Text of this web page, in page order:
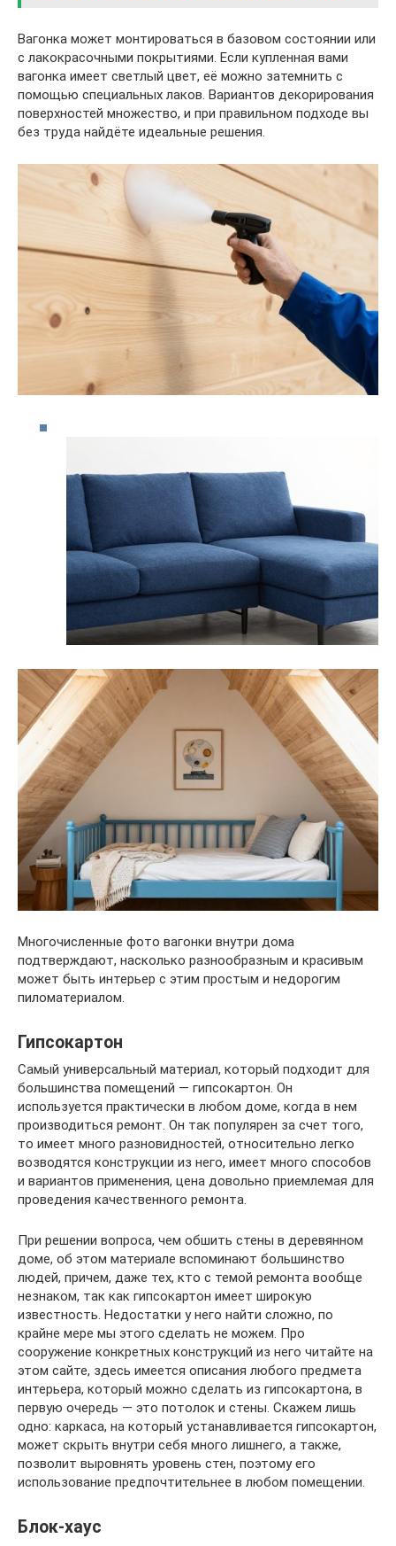
Вагонка может монтироваться в базовом состоянии или
с лакокрасочными покрытиями. Если купленная вами
вагонка имеет светлый цвет, её можно затемнить с
помощью специальных лаков. Вариантов декорирования
поверхностей множество, и при правильном подходе вы
без труда найдёте идеальные решения.
Многочисленные фото вагонки внутри дома
подтверждают, насколько разнообразным и красивым
может быть интерьер с этим простым и недорогим
пиломатериалом.
Гипсокартон
Самый универсальный материал, который подходит для
большинства помещений — гипсокартон. Он
используется практически в любом доме, когда в нем
производиться ремонт. Он так популярен за счет того,
то имеет много разновидностей, относительно легко
возводятся конструкции из него, имеет много способов
и вариантов применения, цена довольно приемлемая для
проведения качественного ремонта.
При решении вопроса, чем обшить стены в деревянном
доме, об этом материале вспоминают большинство
людей, причем, даже тех, кто с темой ремонта вообще
незнаком, так как гипсокартон имеет широкую
известность. Недостатки у него найти сложно, по
крайне мере мы этого сделать не можем. Про
сооружение конкретных конструкций из него читайте на
этом сайте, здесь имеется описания любого предмета
интерьера, который можно сделать из гипсокартона, в
первую очередь — это потолок и стены. Скажем лишь
одно: каркаса, на который устанавливается гипсокартон,
может скрыть внутри себя много лишнего, а также,
позволит выровнять уровень стен, поэтому его
использование предпочтительнее в любом помещении.
Блок-хаус